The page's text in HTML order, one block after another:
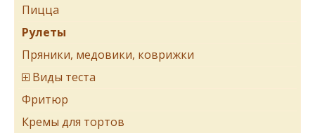
Пицца
Рулеты
Пряники, медовики, коврижки
Виды теста
Фритюр
Кремы для тортов